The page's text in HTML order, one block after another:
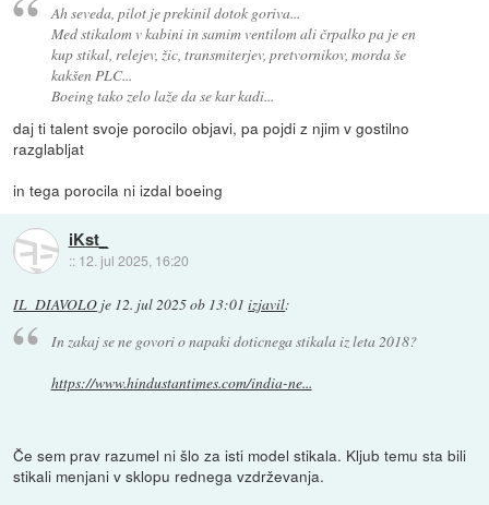
Ah seveda, pilot je prekinil dotok goriva...
Med stikalom v kabini in samim ventilom ali črpalko pa je en
kup stikal, relejev, žic, transmiterjev, pretvornikov, morda še
kakšen PLC...
Boeing tako zelo laže da se kar kadi...
daj ti talent svoje porocilo objavi, pa pojdi z njim v gostilno
razglabljat
in tega porocila ni izdal boeing
iKst_
:: 12. jul 2025, 16:20
IL_DIAVOLO je 12. jul 2025 ob 13:01 izjavil:
In zakaj se ne govori o napaki doticnega stikala iz leta 2018?
https://www.hindustantimes.com/india-ne...
Če sem prav razumel ni šlo za isti model stikala. Kljub temu sta bili
stikali menjani v sklopu rednega vzdrževanja.